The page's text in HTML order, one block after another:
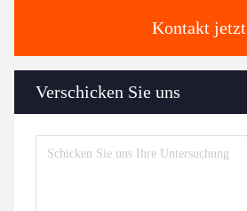
Kontakt jetzt
Verschicken Sie uns